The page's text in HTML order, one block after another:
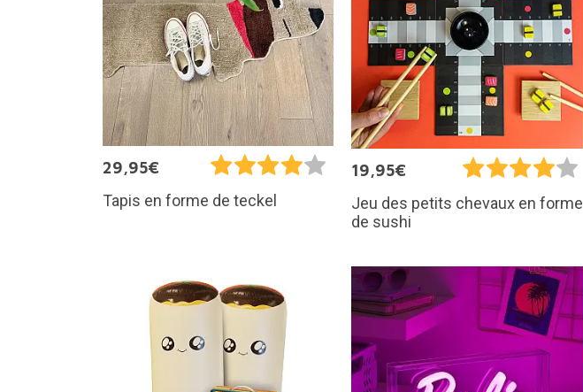
29,95€
Tapis en forme de teckel
19,95€
Jeu des petits chevaux en forme
de sushi